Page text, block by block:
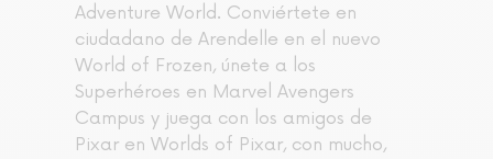
Adventure World. Conviértete en
ciudadano de Arendelle en el nuevo
World of Frozen, únete a los
Superhéroes en Marvel Avengers
Campus y juega con los amigos de
Pixar en Worlds of Pixar, con mucho,